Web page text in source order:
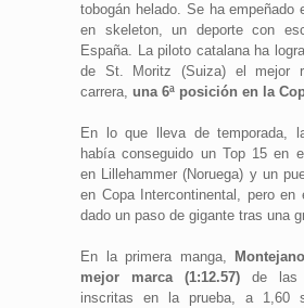
tobogán helado. Se ha empeñado
en skeleton, un deporte con
España. La piloto catalana ha
de St. Moritz (Suiza) el mejor
carrera, una 6ª posición en la
En lo que lleva de temporada,
había conseguido un Top 15 en
en Lillehammer (Noruega) y un
en Copa Intercontinental, pero en
dado un paso de gigante tras una
En la primera manga,
mejor marca (1:12.57) de las
inscritas en la prueba, a 1,60